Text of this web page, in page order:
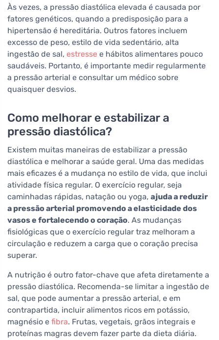
Às vezes, a pressão diastólica elevada é causada por
fatores genéticos, quando a predisposição para a
hipertensão é hereditária. Outros fatores incluem
excesso de peso, estilo de vida sedentário, alta
ingestão de sal, estresse e hábitos alimentares pouco
saudáveis. Portanto, é importante medir regularmente
a pressão arterial e consultar um médico sobre
quaisquer desvios.
Como melhorar e estabilizar a
pressão diastólica?
Existem muitas maneiras de estabilizar a pressão
diastólica e melhorar a saúde geral. Uma das medidas
mais eficazes é a mudança no estilo de vida, que inclui
atividade física regular. O exercício regular, seja
caminhadas rápidas, natação ou yoga, ajuda a reduzir
a pressão arterial promovendo a elasticidade dos
vasos e fortalecendo o coração. As mudanças
fisiológicas que o exercício regular traz melhoram a
circulação e reduzem a carga que o coração precisa
superar.
A nutrição é outro fator-chave que afeta diretamente a
pressão diastólica. Recomenda-se limitar a ingestão de
sal, que pode aumentar a pressão arterial, e em
contrapartida, incluir alimentos ricos em potássio,
magnésio e fibra. Frutas, vegetais, grãos integrais e
proteínas magras devem fazer parte da dieta diária.